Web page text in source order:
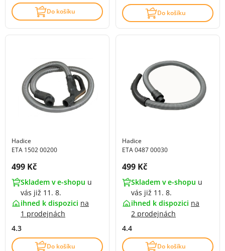
Do košíku Do košíku
Hadice
ETA 1502 00200
Cena s DPH:
499 Kč
Skladem v e-shopu u
vás již 11. 8.
ihned k dispozici na
1 prodejnách
4.3
Do košíku
Hadice
ETA 0487 00030
Cena s DPH:
499 Kč
Skladem v e-shopu u
vás již 11. 8.
ihned k dispozici na
2 prodejnách
4.4
Do košíku